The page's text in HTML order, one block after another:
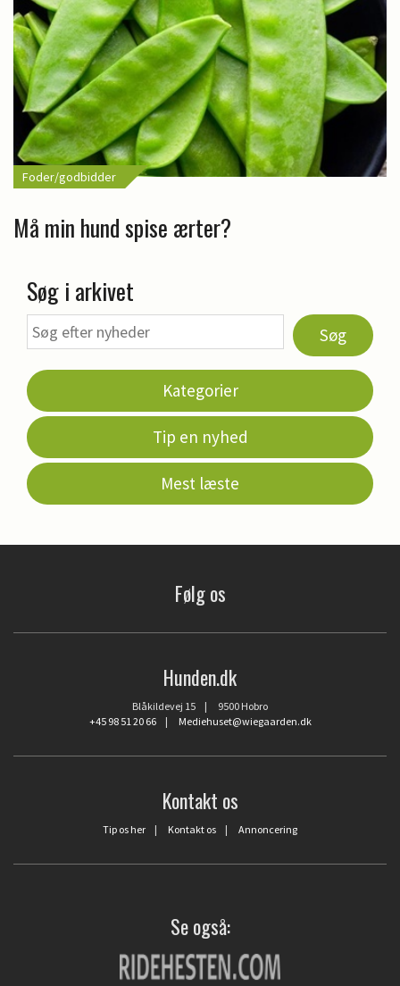
Foder/godbidder
Må min hund spise ærter?
Søg i arkivet
Søg
Kategorier
Tip en nyhed
Mest læste
Følg os
Hunden.dk
Blåkildevej 15 | 9500 Hobro
+45 98 51 20 66| Mediehuset@wiegaarden.dk
Kontakt os
Tip os her | Kontakt os | Annoncering
Se også: